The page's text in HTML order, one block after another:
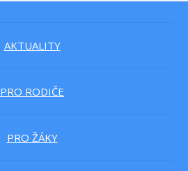
AKTUALITY
PRO RODIČE
PRO ŽÁKY